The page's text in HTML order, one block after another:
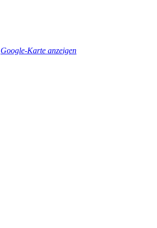
Google-Karte anzeigen